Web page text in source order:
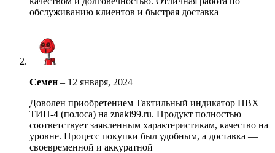
обслуживанию клиентов и быстрая доставка
Семен – 12 января, 2024
Доволен приобретением Тактильный индикатор ПВХ
ТИП-4 (полоса) на znaki99.ru. Продукт полностью
соответствует заявленным характеристикам, качество на
уровне. Процесс покупки был удобным, а доставка —
своевременной и аккуратной